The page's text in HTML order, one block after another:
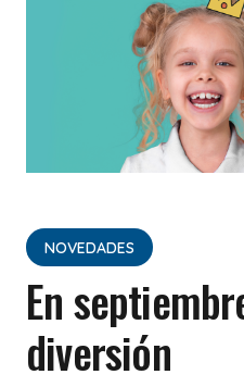
NOVEDADES
En
diversión